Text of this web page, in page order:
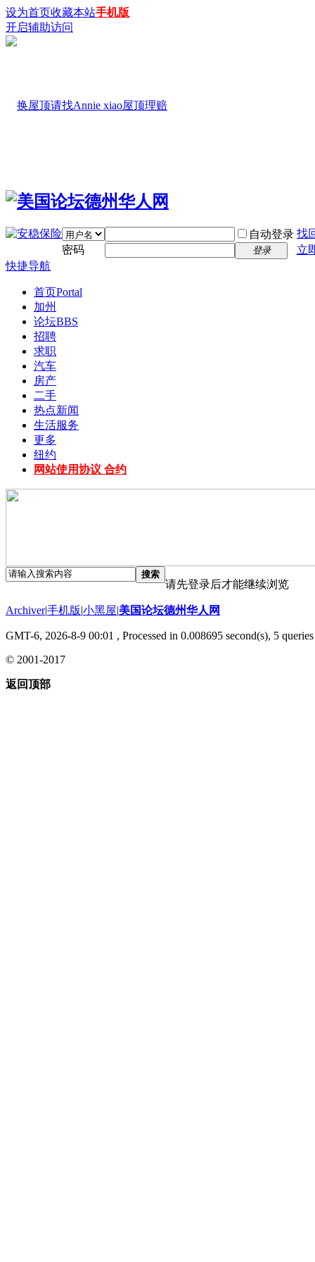
设为首页收藏本站手机版
开启辅助访问
自动登录 找
密码
登录
立
快捷导航
首页Portal
加州
论坛BBS
招聘
求职
汽车
房产
二手
热点新闻
生活服务
更多
纽约
网站使用协议 合约
搜索
请先登录后才能继续浏览
Archiver|手机版|小黑屋|美国论坛德州华人网
GMT-6, 2026-8-9 00:01 , Processed in 0.008695 second(s), 5
© 2001-2017
返回顶部